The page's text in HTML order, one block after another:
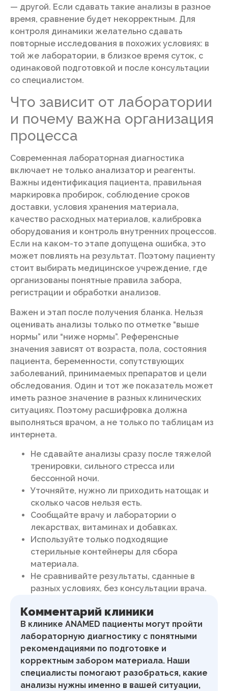
— другой. Если сдавать такие анализы в разное
время, сравнение будет некорректным. Для
контроля динамики желательно сдавать
повторные исследования в похожих условиях: в
той же лаборатории, в близкое время суток, с
одинаковой подготовкой и после консультации
со специалистом.
Что зависит от лаборатории
и почему важна организация
процесса
Современная лабораторная диагностика
включает не только анализатор и реагенты.
Важны идентификация пациента, правильная
маркировка пробирок, соблюдение сроков
доставки, условия хранения материала,
качество расходных материалов, калибровка
оборудования и контроль внутренних процессов.
Если на каком-то этапе допущена ошибка, это
может повлиять на результат. Поэтому пациенту
стоит выбирать медицинское учреждение, где
организованы понятные правила забора,
регистрации и обработки анализов.
Важен и этап после получения бланка. Нельзя
оценивать анализы только по отметке “выше
нормы” или “ниже нормы”. Референсные
значения зависят от возраста, пола, состояния
пациента, беременности, сопутствующих
заболеваний, принимаемых препаратов и цели
обследования. Один и тот же показатель может
иметь разное значение в разных клинических
ситуациях. Поэтому расшифровка должна
выполняться врачом, а не только по таблицам из
интернета.
Не сдавайте анализы сразу после тяжелой
тренировки, сильного стресса или
бессонной ночи.
Уточняйте, нужно ли приходить натощак и
сколько часов нельзя есть.
Сообщайте врачу и лаборатории о
лекарствах, витаминах и добавках.
Используйте только подходящие
стерильные контейнеры для сбора
материала.
Не сравнивайте результаты, сданные в
разных условиях, без консультации врача.
Комментарий клиники
В клинике ANAMED пациенты могут пройти
лабораторную диагностику с понятными
рекомендациями по подготовке и
корректным забором материала. Наши
специалисты помогают разобраться, какие
анализы нужны именно в вашей ситуации,